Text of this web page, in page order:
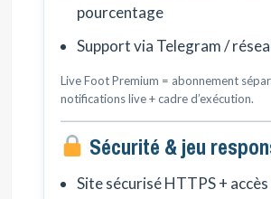
pourcentage
Support via Telegram /
Live Foot Premium = abonnement
notifications live + cadre d’exécution.
Sécurité & jeu
Site sécurisé HTTPS +